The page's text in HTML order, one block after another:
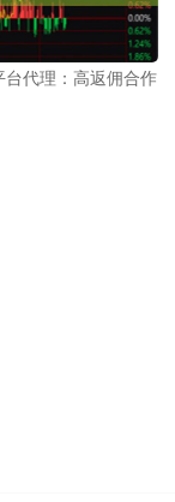
台代理：高返佣合作